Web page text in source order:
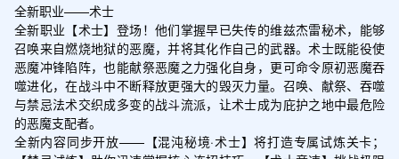
全新职业——术士
全新职业【术士】登场！他们掌握早已失传的维兹杰雷秘术，能够
召唤来自燃烧地狱的恶魔，并将其化作自己的武器。术士既能役使
恶魔冲锋陷阵，也能献祭恶魔之力强化自身，更可命令原初恶魔吞
噬进化，在战斗中不断释放更强大的毁灭力量。召唤、献祭、吞噬
与禁忌法术交织成多变的战斗流派，让术士成为庇护之地中最危险
的恶魔支配者。
全新内容同步开放——【混沌秘境·术士】将打造专属试炼关卡；